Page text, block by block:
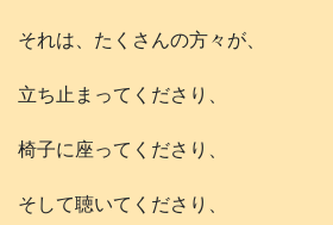
それは、たくさんの方々が、
立ち止まってくださり、
椅子に座ってくださり、
そして聴いてくださり、